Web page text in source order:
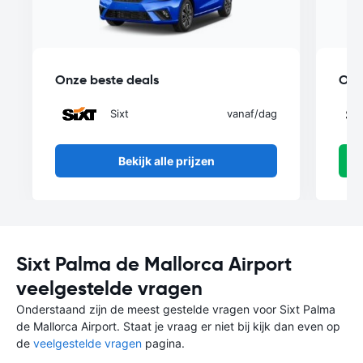
Onze beste deals
Sixt vanaf/dag
Bekijk alle prijzen
Sixt Palma de Mallorca Airport
veelgestelde vragen
Onderstaand zijn de meest gestelde vragen voor Sixt Palma
de Mallorca Airport. Staat je vraag er niet bij kijk dan even op
de veelgestelde vragen pagina.